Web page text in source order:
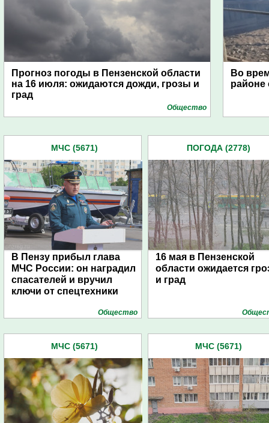
Прогноз погоды в Пензенской области
на 16 июля: ожидаются дожди, грозы и
град
Общество
Во
районе
МЧС (5671)
В Пензу прибыл глава
МЧС России: он наградил
спасателей и вручил
ключи от спецтехники
Общество
ПОГОДА (2778)
16 мая в Пензенской
области ожидается
и град
МЧС (5671) МЧС (5671)